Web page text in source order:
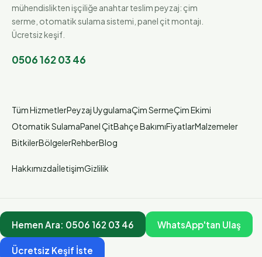
mühendislikten işçiliğe anahtar teslim peyzaj: çim
serme, otomatik sulama sistemi, panel çit montajı.
Ücretsiz keşif.
0506 162 03 46
Tüm HizmetlerPeyzaj UygulamaÇim SermeÇim Ekimi
Otomatik SulamaPanel ÇitBahçe BakımıFiyatlarMalzemeler
BitkilerBölgelerRehberBlog
HakkımızdaİletişimGizlilik
Hemen Ara: 0506 162 03 46 WhatsApp'tan Ulaş
Ücretsiz Keşif İste